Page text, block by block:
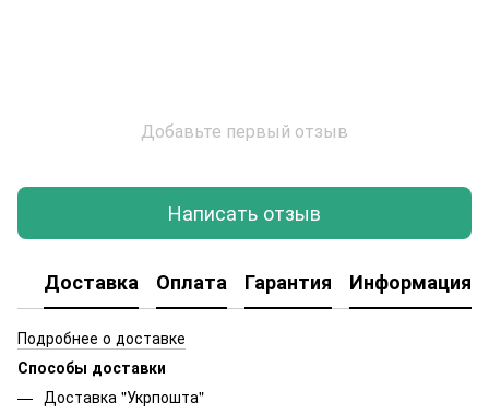
Добавьте первый отзыв
Написать отзыв
Доставка Оплата Гарантия Информация
Подробнее о доставке
Способы доставки
Доставка "Укрпошта"